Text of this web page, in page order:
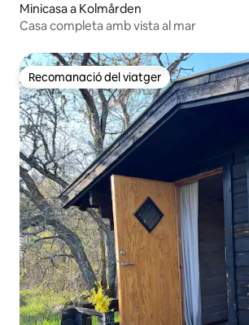
Minicasa a Kolmården
Casa completa amb vista al mar
Recomanació del viatger
Recomanació del viatger